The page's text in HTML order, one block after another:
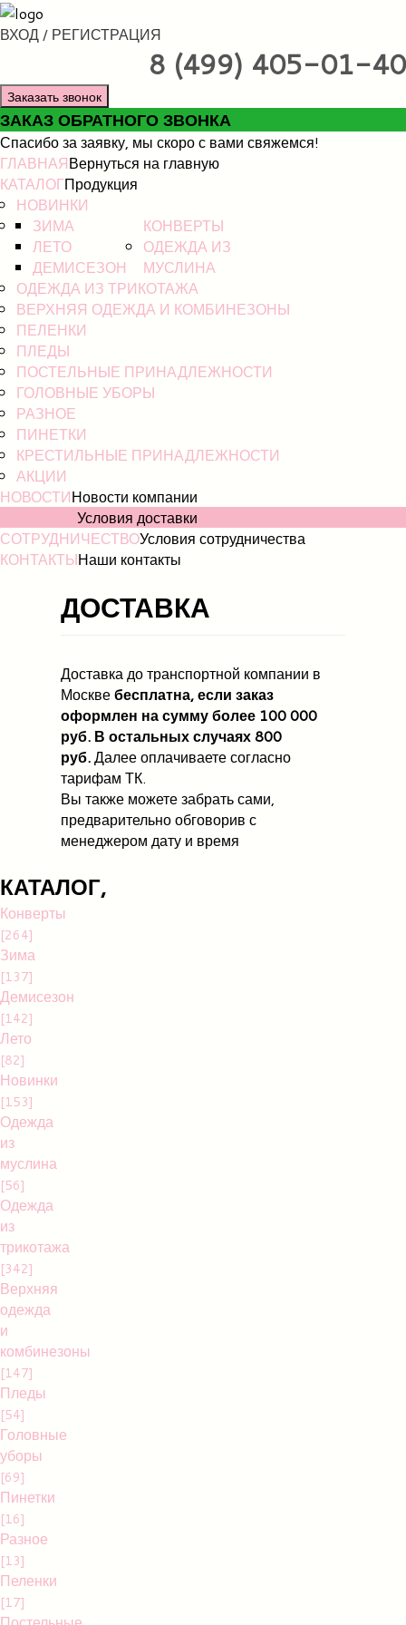
ВХОД / РЕГИСТРАЦИЯ
8 (499) 405-01-40
Заказать звонок
ЗАКАЗ ОБРАТНОГО ЗВОНКА
Спасибо за заявку, мы скоро с вами свяжемся!
ГЛАВНАЯВернуться на главную
КАТАЛОГПродукция
НОВИНКИ
КОНВЕРТЫ
ЗИМА
ЛЕТО
ДЕМИСЕЗОН
ОДЕЖДА ИЗ
МУСЛИНА
ОДЕЖДА ИЗ ТРИКОТАЖА
ВЕРХНЯЯ ОДЕЖДА И КОМБИНЕЗОНЫ
ПЕЛЕНКИ
ПЛЕДЫ
ПОСТЕЛЬНЫЕ ПРИНАДЛЕЖНОСТИ
ГОЛОВНЫЕ УБОРЫ
РАЗНОЕ
ПИНЕТКИ
КРЕСТИЛЬНЫЕ ПРИНАДЛЕЖНОСТИ
АКЦИИ
НОВОСТИНовости компании
Условия доставки
СОТРУДНИЧЕСТВОУсловия сотрудничества
КОНТАКТЫНаши контакты
ДОСТАВКА
Доставка до транспортной компании в
Москвебесплатна, если заказ
оформлен на сумму более 100 000
руб. В остальных случаях 800
руб.Далее оплачиваете согласно
тарифам ТК.
Вы также можете забрать сами,
предварительно обговорив с
менеджером дату и время
КАТАЛОГ,
Конверты
[264]
Зима
[137]
Демисезон
[142]
Лето
[82]
Новинки
[153]
Одежда
из
муслина
[56]
Одежда
из
трикотажа
[342]
Верхняя
одежда
и
комбинезоны
[147]
Пледы
[54]
Головные
уборы
[69]
Пинетки
[16]
Разное
[13]
Пеленки
[17]